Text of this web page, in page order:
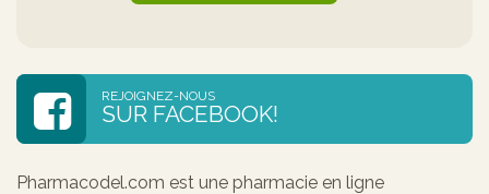
REJOIGNEZ-NOUS
SUR FACEBOOK!
Pharmacodel.com est une pharmacie en ligne